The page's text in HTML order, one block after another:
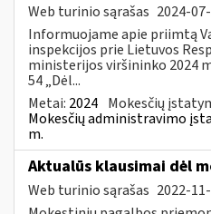
Web turinio sąrašas 2024-
Informuojame apie priimtą
inspekcijos prie Lietuvos
ministerijos viršininko 2024
54 „Dėl...
Metai: 2024 Mokesčių
Mokesčių administravimo
m.
Aktualūs klausimai dėl
Web turinio sąrašas 2022-